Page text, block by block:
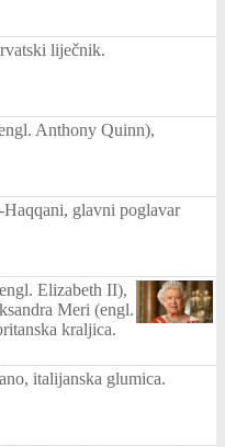
liječnik.
Anthony Quinn),
glavni poglavar
Elizabeth II),
Meri (engl.
kraljica.
italijanska glumica.